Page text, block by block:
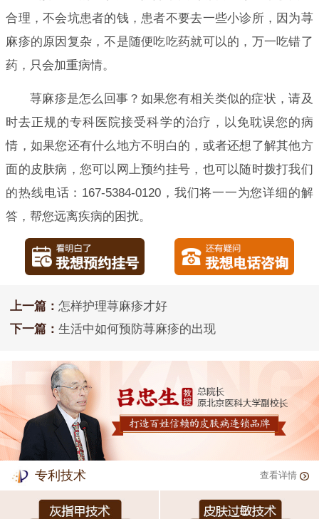
合理，不会坑患者的钱，患者不要去一些小诊所，因为荨
麻疹的原因复杂，不是随便吃吃药就可以的，万一吃错了
药，只会加重病情。
荨麻疹是怎么回事？如果您有相关类似的症状，请及
时去正规的专科医院接受科学的治疗，以免耽误您的病
情，如果您还有什么地方不明白的，或者还想了解其他方
面的皮肤病，您可以网上预约挂号，也可以随时拨打我们
的热线电话：167-5384-0120，我们将一一为您详细的解
答，帮您远离疾病的困扰。
上一篇： 怎样护理荨麻疹才好
下一篇： 生活中如何预防荨麻疹的出现
专利技术 查看详情